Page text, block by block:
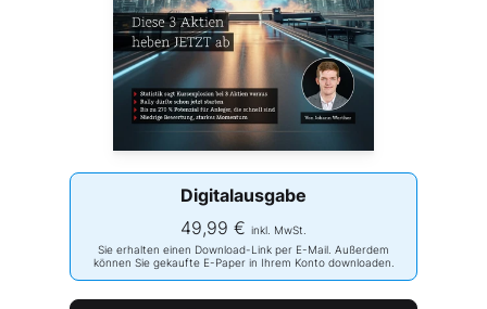
Digitalausgabe
49,99 € inkl. MwSt.
Sie erhalten einen Download-Link per E-Mail. Außerdem
können Sie gekaufte E-Paper in Ihrem Konto downloaden.